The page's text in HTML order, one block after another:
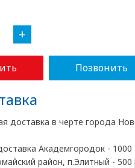
+
Позвонить
доставка в черте города
Академгородок - 1000
район, п.Элитный - 500